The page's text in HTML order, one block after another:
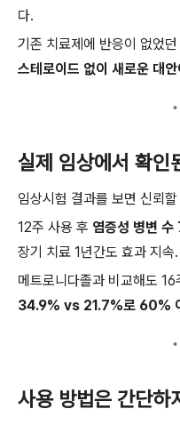
다.
기존 치료제에 반응이 없었
스테로이드 없이 새로운 대
실제 임상에서 확인
임상시험 결과를 보면 신뢰
12주 사용 후 염증성 병변
장기 치료 1년간도 효과 지속.
메트로니다졸과 비교해도 16
34.9% vs 21.7%로 60%
사용 방법은 간단하